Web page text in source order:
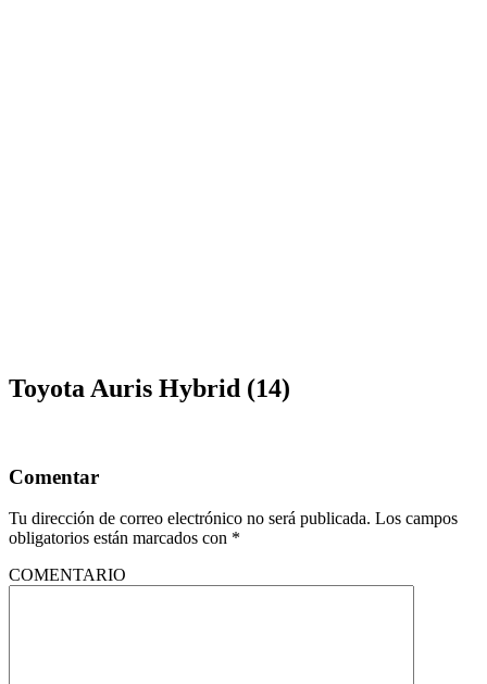
Toyota Auris Hybrid (14)
Comentar
Tu dirección de correo electrónico no será publicada. Los campos
obligatorios están marcados con *
COMENTARIO